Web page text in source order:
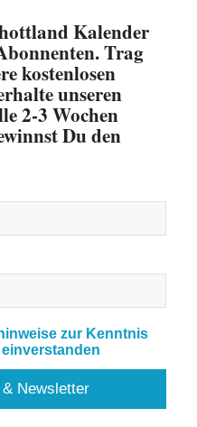
Kalender
Trag
kostenlosen
unseren
2-3 Wochen
Du den
zur Kenntnis